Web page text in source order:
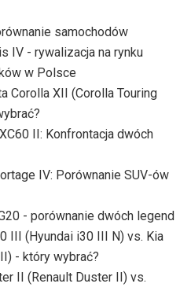
samochodów
IV - rywalizacja na rynku
w Polsce
Corolla XII (Corolla Touring
II: Konfrontacja dwóch
IV: Porównanie SUV-ów
- porównanie dwóch legend
III (Hyundai i30 III N) vs. Kia
- który wybrać?
II (Renault Duster II) vs.